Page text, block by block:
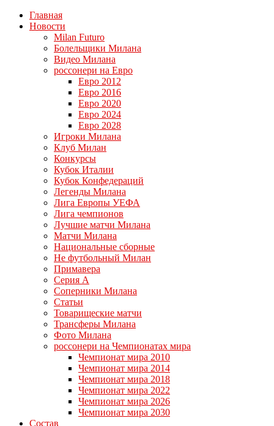
Главная
Новости
Milan Futuro
Болельщики Милана
Видео Милана
россонери на Евро
Евро 2012
Евро 2016
Евро 2020
Евро 2024
Евро 2028
Игроки Милана
Клуб Милан
Конкурсы
Кубок Италии
Кубок Конфедераций
Легенды Милана
Лига Европы УЕФА
Лига чемпионов
Лучшие матчи Милана
Матчи Милана
Национальные сборные
Не футбольный Милан
Примавера
Серия А
Соперники Милана
Статьи
Товарищеские матчи
Трансферы Милана
Фото Милана
россонери на Чемпионатах мира
Чемпионат мира 2010
Чемпионат мира 2014
Чемпионат мира 2018
Чемпионат мира 2022
Чемпионат мира 2026
Чемпионат мира 2030
Состав